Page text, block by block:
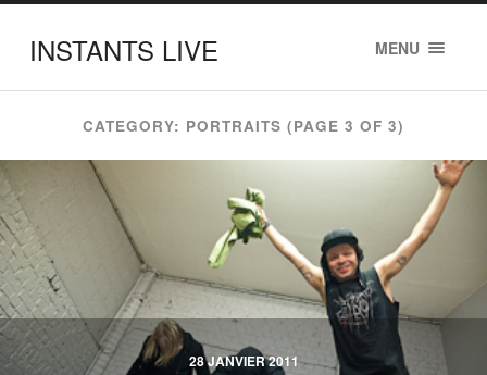
INSTANTS LIVE MENU
CATEGORY: PORTRAITS (PAGE 3 OF 3)
28 JANVIER 2011